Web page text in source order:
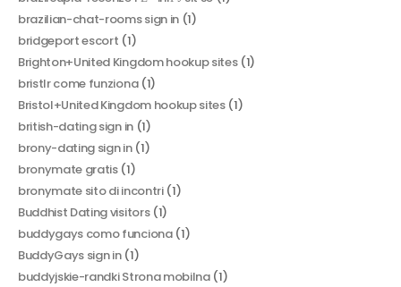
brazilian-chat-rooms sign in(1)
bridgeport escort (1)
Brighton+United Kingdom hookup sites(1)
bristlr come funziona(1)
Bristol+United Kingdom hookup sites(1)
british-dating sign in(1)
brony-dating sign in(1)
bronymate gratis(1)
bronymate sito di incontri(1)
Buddhist Dating visitors(1)
buddygays como funciona(1)
BuddyGays sign in(1)
buddyjskie-randki Strona mobilna(1)